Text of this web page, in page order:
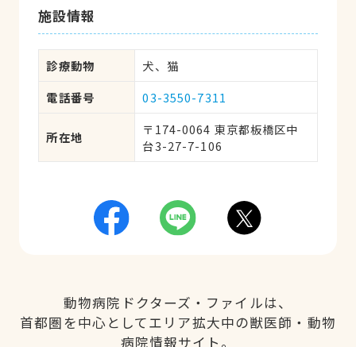
施設情報
診療動物
犬、猫
電話番号
03-3550-7311
所在地
〒174-0064 東京都板橋区中
台3-27-7-106
動物病院ドクターズ・ファイルは、
首都圏を中心としてエリア拡大中の獣医師・動物
病院情報サイト。